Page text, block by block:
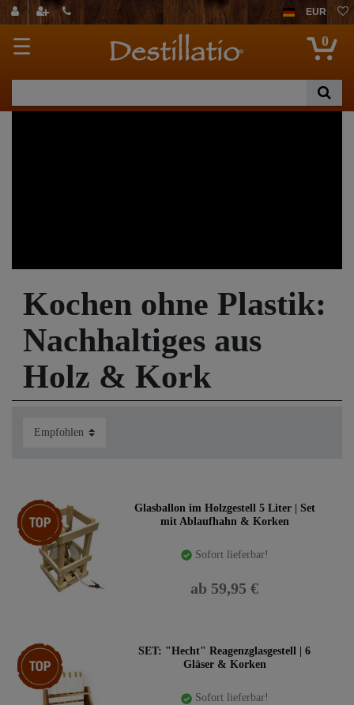
EUR
☰ 0
Kochen ohne Plastik:
Nachhaltiges aus
Holz & Kork
Top-Artikel
Glasballon im Holzgestell 5 Liter | Set
mit Ablaufhahn & Korken
Sofort lieferbar!
ab 59,95 €
Top-Artikel
SET: "Hecht" Reagenzglasgestell | 6
Gläser & Korken
Sofort lieferbar!